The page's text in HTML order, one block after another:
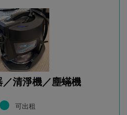
／清淨機／塵蟎機
可出租